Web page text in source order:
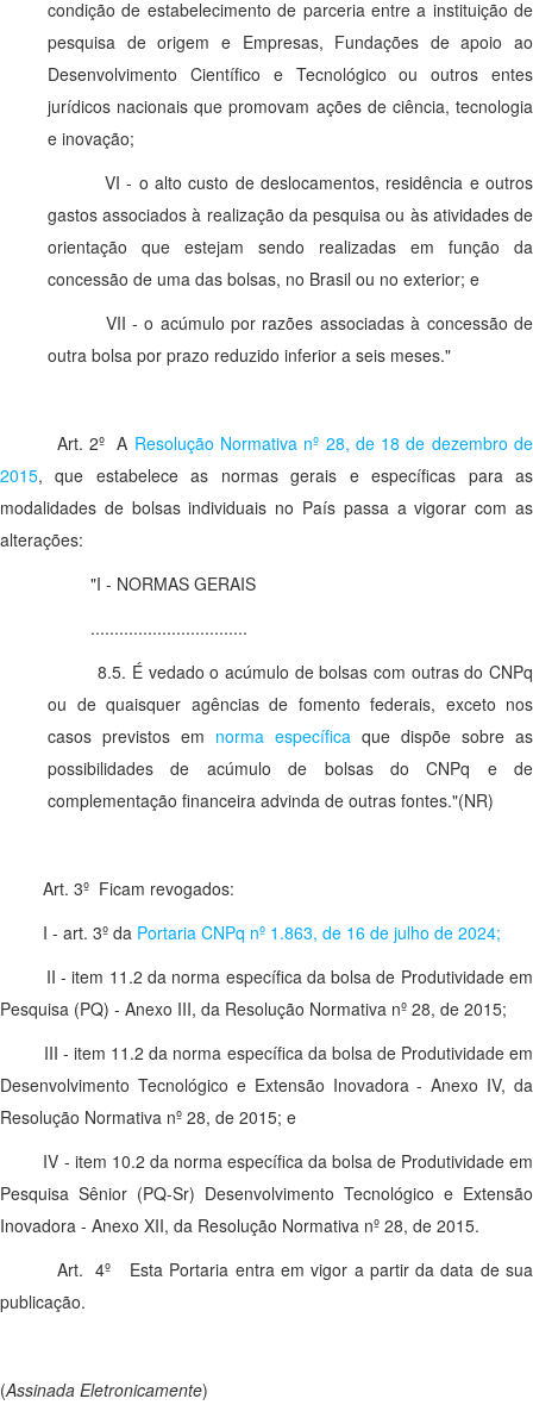
condição de estabelecimento de parceria entre a instituição de
pesquisa de origem e Empresas, Fundações de apoio ao
Desenvolvimento Científico e Tecnológico ou outros entes
jurídicos nacionais que promovam ações de ciência, tecnologia
e inovação;
VI - o alto custo de deslocamentos, residência e outros
gastos associados à realização da pesquisa ou às atividades de
orientação que estejam sendo realizadas em função da
concessão de uma das bolsas, no Brasil ou no exterior; e
VII - o acúmulo por razões associadas à concessão de
outra bolsa por prazo reduzido inferior a seis meses."
Art. 2º A Resolução Normativa nº 28, de 18 de dezembro de
2015, que estabelece as normas gerais e específicas para as
modalidades de bolsas individuais no País passa a vigorar com as
alterações:
"I - NORMAS GERAIS
.................................
8.5. É vedado o acúmulo de bolsas com outras do CNPq
ou de quaisquer agências de fomento federais, exceto nos
casos previstos em norma específica que dispõe sobre as
possibilidades de acúmulo de bolsas do CNPq e de
complementação financeira advinda de outras fontes."(NR)
Art. 3º Ficam revogados:
I - art. 3º da Portaria CNPq nº 1.863, de 16 de julho de 2024;
II - item 11.2 da norma específica da bolsa de Produtividade em
Pesquisa (PQ) - Anexo III, da Resolução Normativa nº 28, de 2015;
III - item 11.2 da norma específica da bolsa de Produtividade em
Desenvolvimento Tecnológico e Extensão Inovadora - Anexo IV, da
Resolução Normativa nº 28, de 2015; e
IV - item 10.2 da norma específica da bolsa de Produtividade em
Pesquisa Sênior (PQ-Sr) Desenvolvimento Tecnológico e Extensão
Inovadora - Anexo XII, da Resolução Normativa nº 28, de 2015.
Art. 4º Esta Portaria entra em vigor a partir da data de sua
publicação.
(Assinada Eletronicamente)